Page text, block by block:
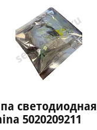
светодиодная
5020209211